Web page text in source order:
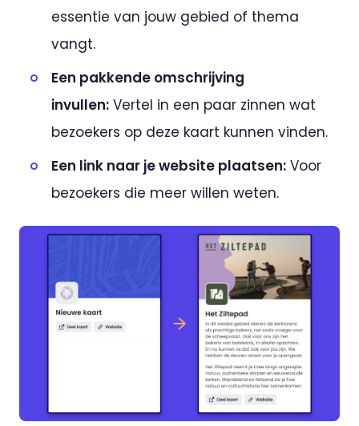
essentie van jouw gebied of thema
vangt.
Een pakkende omschrijving
invullen: Vertel in een paar zinnen wat
bezoekers op deze kaart kunnen vinden.
Een link naar je website plaatsen: Voor
bezoekers die meer willen weten.